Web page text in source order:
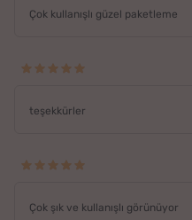
Çok kullanışlı güzel paketleme
teşekkürler
Çok şık ve kullanışlı görünüyor